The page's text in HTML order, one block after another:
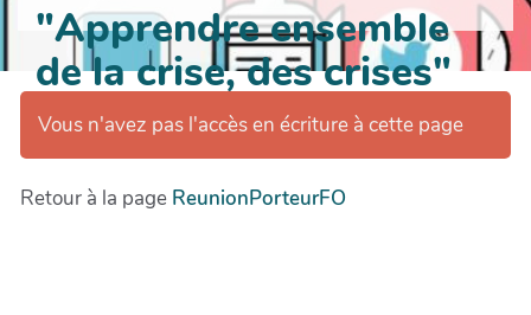
"Apprendre ensemble
de la crise, des crises"
Vous n'avez pas l'accès en écriture à cette page
Retour à la page ReunionPorteurFO